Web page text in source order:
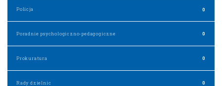
Policja 0
Poradnie psychologiczno-pedagogiczne 0
Prokuratura 0
Rady dzielnic 0